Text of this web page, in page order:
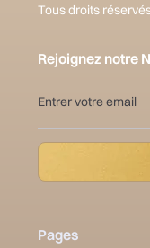
Tous droits
Rejoignez notre
Pages